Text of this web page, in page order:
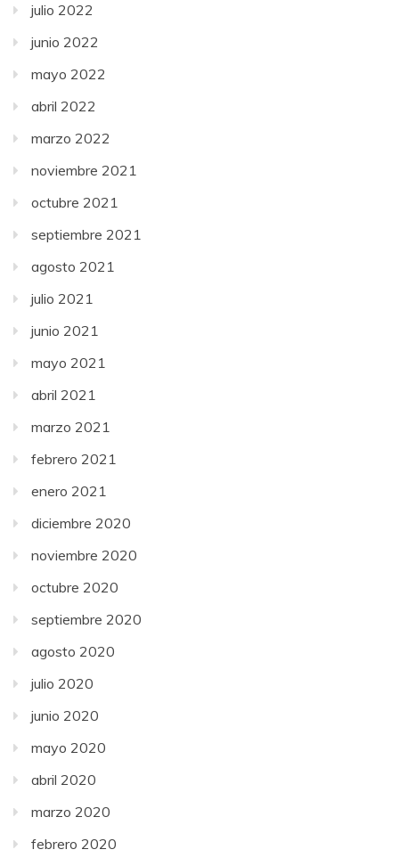
julio 2022
junio 2022
mayo 2022
abril 2022
marzo 2022
noviembre 2021
octubre 2021
septiembre 2021
agosto 2021
julio 2021
junio 2021
mayo 2021
abril 2021
marzo 2021
febrero 2021
enero 2021
diciembre 2020
noviembre 2020
octubre 2020
septiembre 2020
agosto 2020
julio 2020
junio 2020
mayo 2020
abril 2020
marzo 2020
febrero 2020